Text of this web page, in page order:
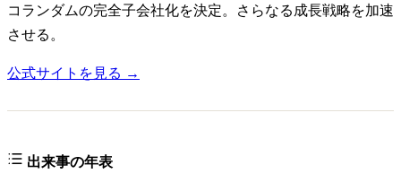
コランダムの完全子会社化を決定。さらなる成長戦略を加速
させる。
公式サイトを見る →
出来事の年表